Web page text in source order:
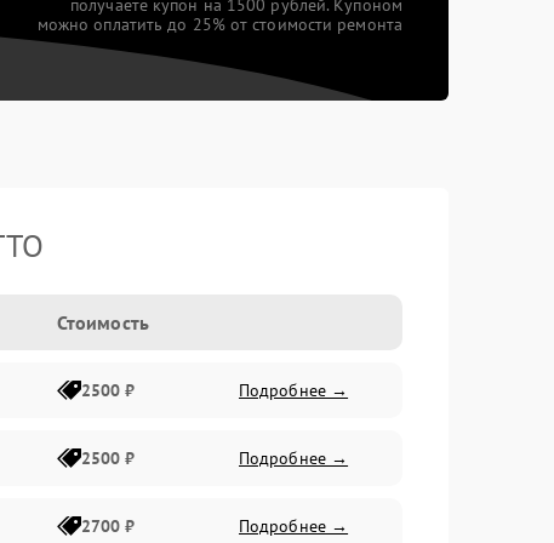
получаете купон на 1500 рублей. Купоном
можно оплатить до 25% от стоимости ремонта
Стоимость
2500 ₽ Подробнее →
2500 ₽ Подробнее →
2700 ₽ Подробнее →